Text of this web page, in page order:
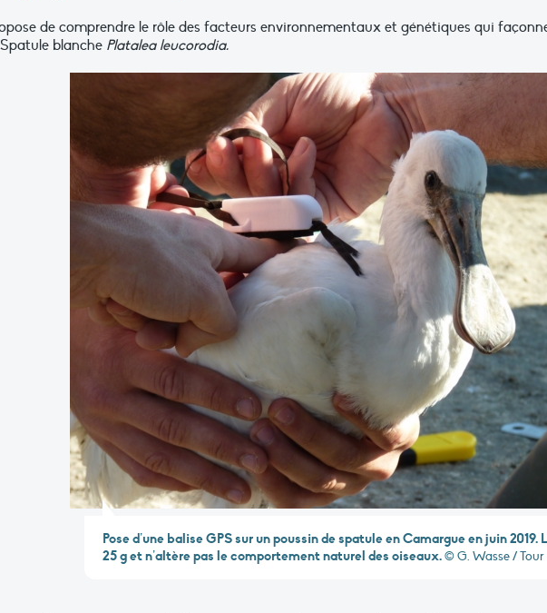
de comprendre le rôle des facteurs environnementaux et génétiques qui
blanche Platalea leucorodia.
Pose d’une balise GPS sur un poussin de spatule en Camargue en juin 2019.
25 g et n’altère pas le comportement naturel des oiseaux.© G. Wasse /